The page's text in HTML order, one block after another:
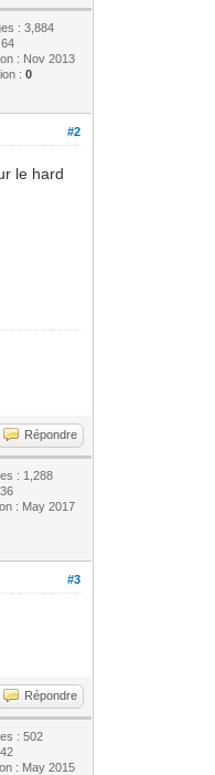
: 3,884
: Nov 2013
:0
#2
le hard
Répondre
: 1,288
: May 2017
#3
Répondre
: 502
: May 2015